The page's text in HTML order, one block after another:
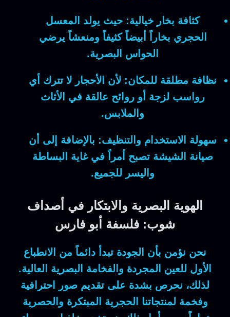
كثافة بخار خيالية: حيث يولد المعسل
الحجري بخاراً أبيضاً كثيفاً ومنعشاً يرضي
الحواس البصرية.
نظافة مطلقة للمكان: لأن الأحجار لا تترك أي
رواسب لزجة أو روائح عالقة في الأثاث
والملابس.
سهولة الاستخدام والتنظيف: بالإضافة إلى أن
صيانة الشيشة تصبح أمراً في غاية البساطة
واليسر للجميع.
الهوية البصرية والابتكار في أصداف
شوب: فلسفة أبو فارس
نحن نؤمن بأن الجودة تبدأ دائماً من الانطباع
الأول للعين المجردة والفخامة البصرية العالية.
لذلك، نحرص بشدة على تقديم صور احترافية
وفخمة لمنتجاتنا الحجرية المبتكرة والحصرية